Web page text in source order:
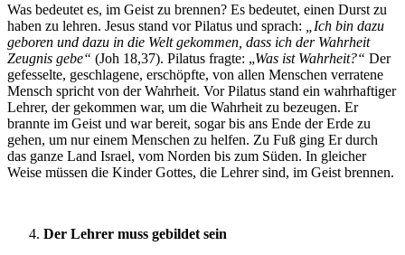
Was bedeutet es, im Geist zu brennen? Es bedeutet, einen Durst zu
haben zu lehren. Jesus stand vor Pilatus und sprach:
„Ich bin dazu
geboren und dazu in die Welt gekommen, dass ich der Wahrheit
Zeugnis gebe“ (Joh 18,37). Pilatus fragte: „Was ist Wahrheit?“ Der
gefesselte, geschlagene, erschöpfte, von allen Menschen verratene
Mensch spricht von der Wahrheit. Vor Pilatus stand ein wahrhaftiger
Lehrer, der gekommen war, um die Wahrheit zu bezeugen. Er
brannte im Geist und war bereit, sogar bis ans Ende der Erde zu
gehen, um nur einem Menschen zu helfen. Zu Fuß ging Er durch
das ganze Land Israel, vom Norden bis zum Süden. In gleicher
Weise müssen die Kinder Gottes, die Lehrer sind, im Geist brennen.
Der Lehrer muss gebildet sein